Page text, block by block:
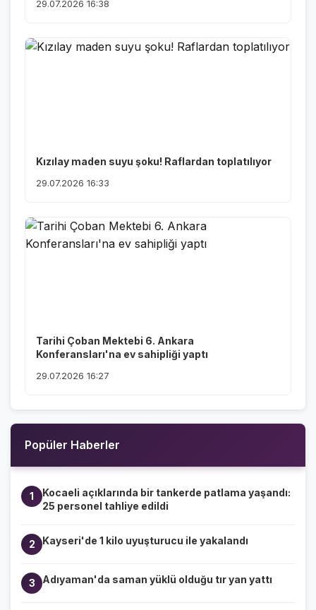
29.07.2026 16:38
Kızılay maden suyu şoku! Raflardan toplatılıyor
29.07.2026 16:33
Tarihi Çoban Mektebi 6. Ankara
Konferansları'na ev sahipliği yaptı
29.07.2026 16:27
Popüler Haberler
1
Kocaeli açıklarında bir tankerde patlama yaşandı:
25 personel tahliye edildi
2 Kayseri'de 1 kilo uyuşturucu ile yakalandı
3 Adıyaman'da saman yüklü olduğu tır yan yattı